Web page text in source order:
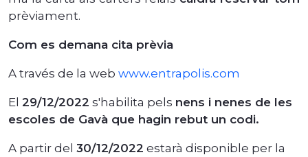
prèviament.
Com es demana cita prèvia
A través de la web www.entrapolis.com
El 29/12/2022 s'habilita pels nens i nenes de les
escoles de Gavà que hagin rebut un codi.
A partir del 30/12/2022 estarà disponible per la